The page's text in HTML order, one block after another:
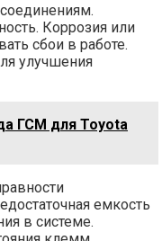
Коррозия или
сбои в работе.
улучшения
ГСМ для Toyota
емкость
в системе.